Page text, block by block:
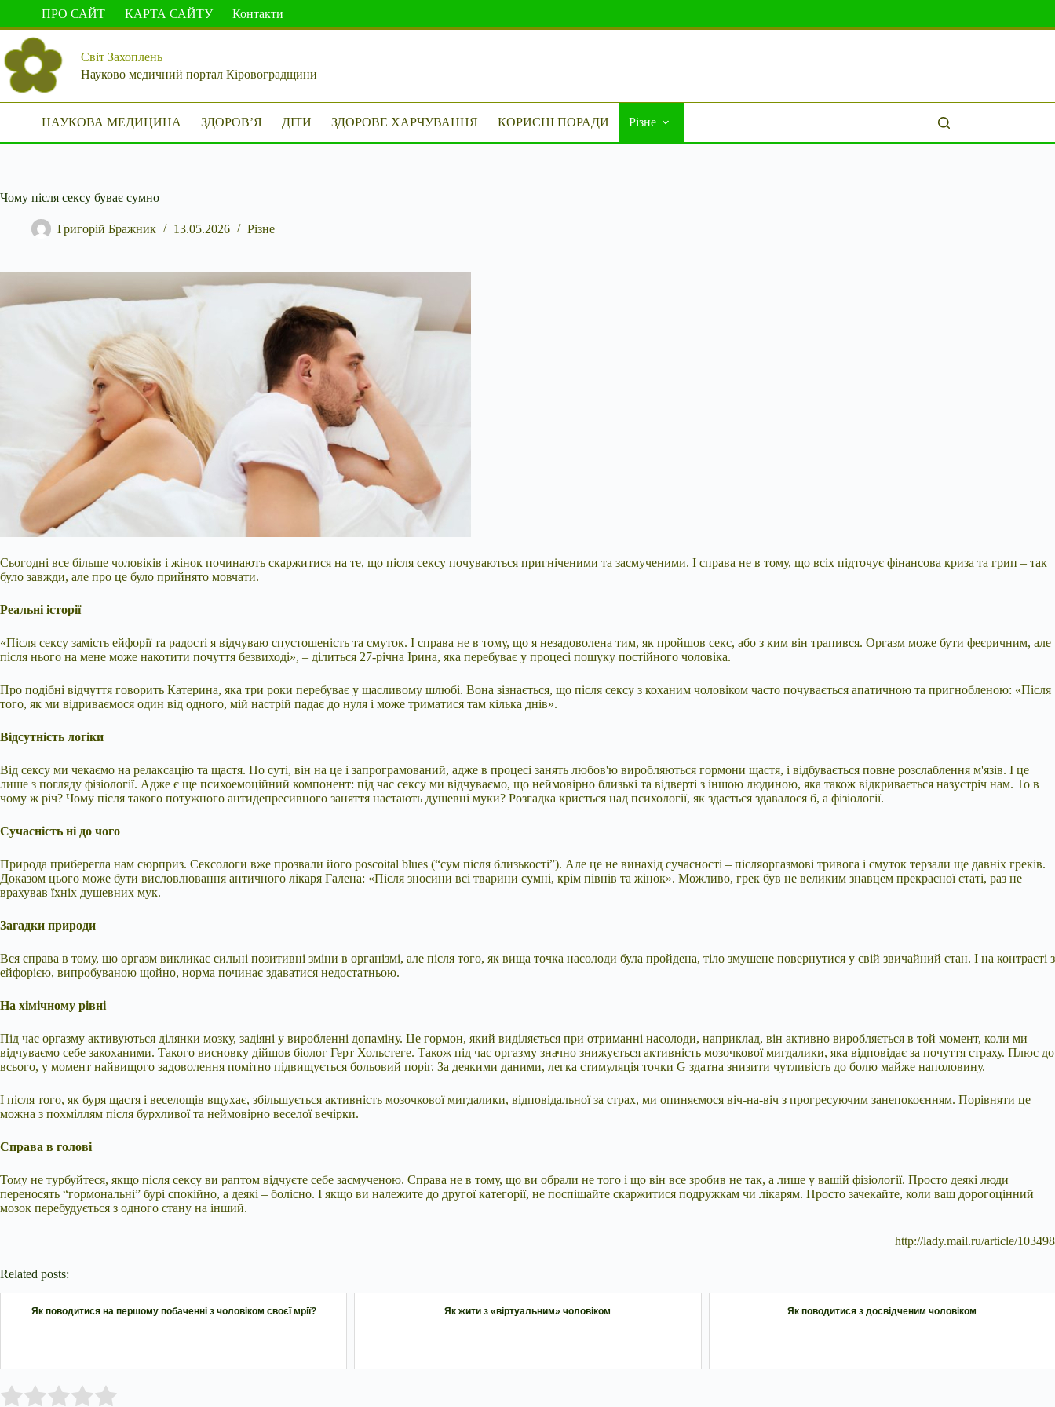
вмісту
ПРО САЙТ КАРТА САЙТУ Контакти
Світ Захоплень
Науково медичний портал Кіровоградщини
НАУКОВА МЕДИЦИНА ЗДОРОВ’Я ДІТИ ЗДОРОВЕ ХАРЧУВАННЯ КОРИСНІ ПОРАДИ Різне
Чому після сексу буває сумно
Григорій Бражник 13.05.2026 Різне
Сьогодні все більше чоловіків і жінок починають скаржитися на те, що після сексу почуваються пригніченими та засмученими. І справа не в тому, що всіх підточує фінансова криза та грип – так
було завжди, але про це було прийнято мовчати.
Реальні історії
«Після сексу замість ейфорії та радості я відчуваю спустошеність та смуток. І справа не в тому, що я незадоволена тим, як пройшов секс, або з ким він трапився. Оргазм може бути феєричним, але
після нього на мене може накотити почуття безвиході», – ділиться 27-річна Ірина, яка перебуває у процесі пошуку постійного чоловіка.
Про подібні відчуття говорить Катерина, яка три роки перебуває у щасливому шлюбі. Вона зізнається, що після сексу з коханим чоловіком часто почувається апатичною та пригнобленою: «Після
того, як ми відриваємося один від одного, мій настрій падає до нуля і може триматися там кілька днів».
Відсутність логіки
Від сексу ми чекаємо на релаксацію та щастя. По суті, він на це і запрограмований, адже в процесі занять любов'ю виробляються гормони щастя, і відбувається повне розслаблення м'язів. І це
лише з погляду фізіології. Адже є ще психоемоційний компонент: під час сексу ми відчуваємо, що неймовірно близькі та відверті з іншою людиною, яка також відкривається назустріч нам. То в
чому ж річ? Чому після такого потужного антидепресивного заняття настають душевні муки? Розгадка криється над психології, як здається здавалося б, а фізіології.
Сучасність ні до чого
Природа приберегла нам сюрприз. Сексологи вже прозвали його poscoital blues (“сум після близькості”). Але це не винахід сучасності – післяоргазмові тривога і смуток терзали ще давніх греків.
Доказом цього може бути висловлювання античного лікаря Галена: «Після зносини всі тварини сумні, крім півнів та жінок». Можливо, грек був не великим знавцем прекрасної статі, раз не
врахував їхніх душевних мук.
Загадки природи
Вся справа в тому, що оргазм викликає сильні позитивні зміни в організмі, але після того, як вища точка насолоди була пройдена, тіло змушене повернутися у свій звичайний стан. І на контрасті з
ейфорією, випробуваною щойно, норма починає здаватися недостатньою.
На хімічному рівні
Під час оргазму активуються ділянки мозку, задіяні у виробленні допаміну. Це гормон, який виділяється при отриманні насолоди, наприклад, він активно виробляється в той момент, коли ми
відчуваємо себе закоханими. Такого висновку дійшов біолог Герт Хольстеге. Також під час оргазму значно знижується активність мозочкової мигдалики, яка відповідає за почуття страху. Плюс до
всього, у момент найвищого задоволення помітно підвищується больовий поріг. За деякими даними, легка стимуляція точки G здатна знизити чутливість до болю майже наполовину.
І після того, як буря щастя і веселощів вщухає, збільшується активність мозочкової мигдалики, відповідальної за страх, ми опиняємося віч-на-віч з прогресуючим занепокоєнням. Порівняти це
можна з похміллям після бурхливої та неймовірно веселої вечірки.
Справа в голові
Тому не турбуйтеся, якщо після сексу ви раптом відчуєте себе засмученою. Справа не в тому, що ви обрали не того і що він все зробив не так, а лише у вашій фізіології. Просто деякі люди
переносять “гормональні” бурі спокійно, а деякі – болісно. І якщо ви належите до другої категорії, не поспішайте скаржитися подружкам чи лікарям. Просто зачекайте, коли ваш дорогоцінний
мозок перебудується з одного стану на інший.
http://lady.mail.ru/article/103498
Related posts:
Як поводитися на першому побаченні з чоловіком своєї мрії? Як жити з «віртуальним» чоловіком Як поводитися з досвідченим чоловіком
Rate this item: